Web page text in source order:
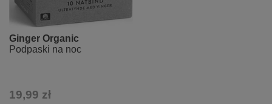
Ginger Organic
Podpaski na noc
19,99 zł